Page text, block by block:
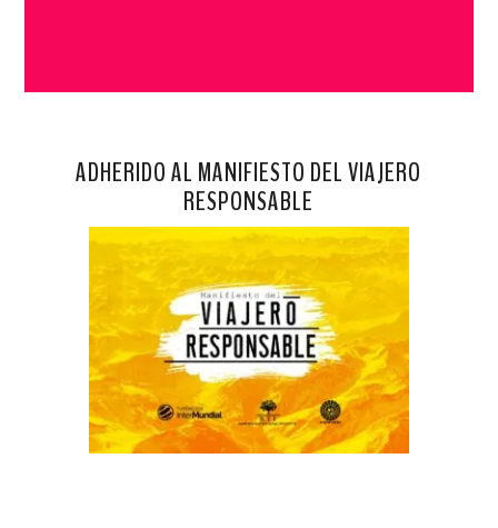
ADHERIDO AL MANIFIESTO DEL VIAJERO
RESPONSABLE